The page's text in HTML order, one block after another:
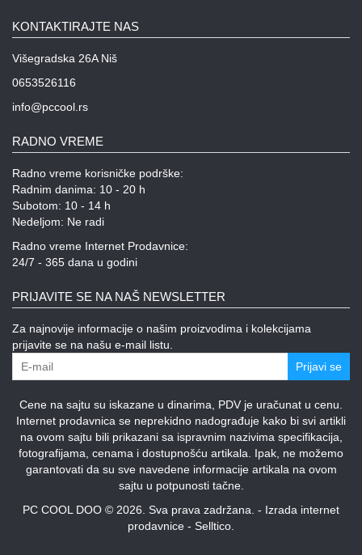
KONTAKTIRAJTE NAS
Višegradska 26A Niš
0653526116
info@pccool.rs
RADNO VREME
Radno vreme korisničke podrške:
Radnim danima: 10 - 20 h
Subotom: 10 - 14 h
Nedeljom: Ne radi
Radno vreme Internet Prodavnice:
24/7 - 365 dana u godini
PRIJAVITE SE NA NAŠ NEWSLETTER
Za najnovije informacije o našim proizvodima i kolekcijama
prijavite se na našu e-mail listu.
Prijavi se
Cene na sajtu su iskazane u dinarima, PDV je uračunat u cenu.
Internet prodavnica se neprekidno nadograđuje kako bi svi artikli
na ovom sajtu bili prikazani sa ispravnim nazivima specifikacija,
fotografijama, cenama i dostupnošću artikala. Ipak, ne možemo
garantovati da su sve navedene informacije artikala na ovom
sajtu u potpunosti tačne.
PC COOL DOO © 2026. Sva prava zadržana. - Izrada internet
prodavnice - Selltico.